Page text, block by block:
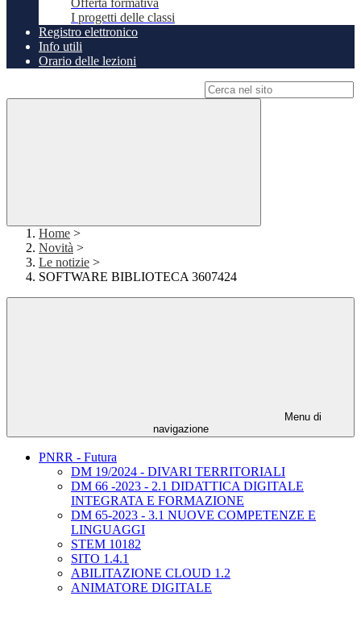
Offerta formativa
I progetti delle classi
Registro elettronico
Info utili
Orario delle lezioni
Home >
Novità >
Le notizie >
SOFTWARE BIBLIOTECA 3607424
Menu di
navigazione
PNRR - Futura
DM 19/2024 - DIVARI TERRITORIALI
DM 66 -2023 - 2.1 DIDATTICA DIGITALE
INTEGRATA E FORMAZIONE
DM 65-2023 - 3.1 NUOVE COMPETENZE E
LINGUAGGI
STEM 10182
SITO 1.4.1
ABILITAZIONE CLOUD 1.2
ANIMATORE DIGITALE